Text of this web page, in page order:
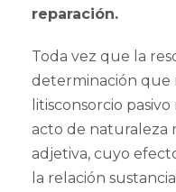
reparación.
Toda vez que la
determinación que
litisconsorcio
acto de naturaleza
adjetiva, cuyo
la relación